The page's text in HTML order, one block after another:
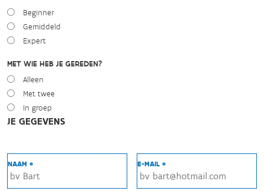
Beginner
Gemiddeld
Expert
MET WIE HEB JE GEREDEN?
Alleen
Met twee
In groep
JE GEGEVENS
NAAM * E-MAIL *